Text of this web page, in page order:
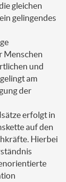
gleichen
gelingendes
Menschen
und
am
der
erfolgt in
auf den
Hierbei